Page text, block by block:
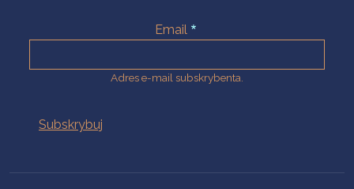
Email
Adres e-mail subskrybenta.